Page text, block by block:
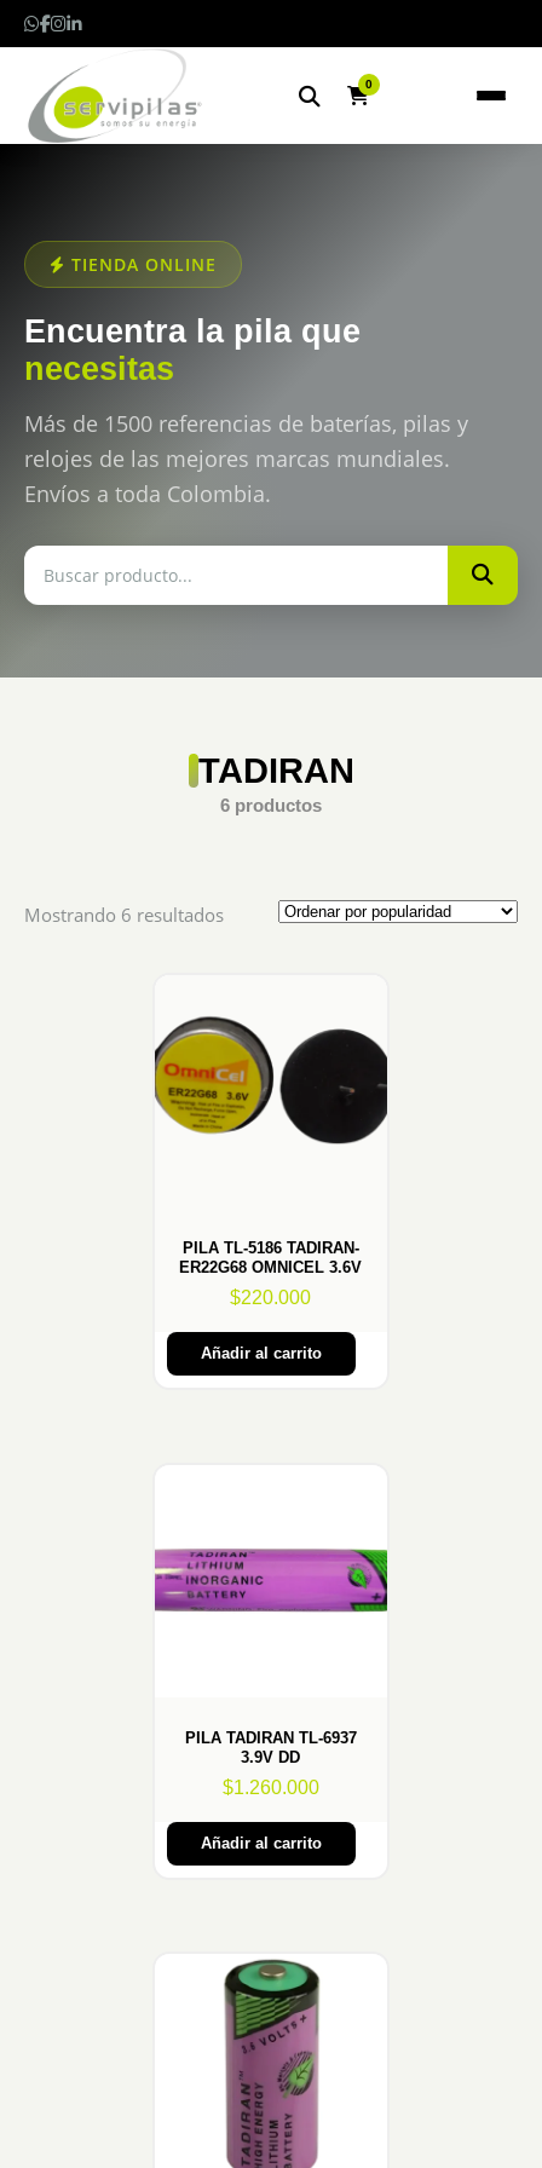
0
TIENDA ONLINE
Encuentra la pila que
necesitas
Más de 1500 referencias de baterías, pilas y
relojes de las mejores marcas mundiales.
Envíos a toda Colombia.
TADIRAN
6 productos
Mostrando 6 resultadosSorted
PILA TL-5186 TADIRAN-
ER22G68 OMNICEL 3.6V
$220.000
Añadir al carrito
PILA TADIRAN TL-6937
3.9V DD
$1.260.000
Añadir al carrito